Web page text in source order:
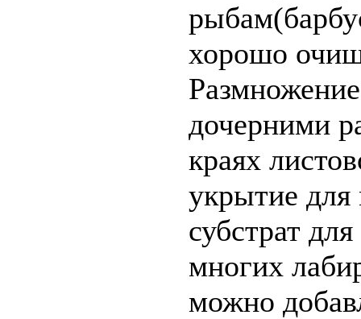
хорошо
дочерними
краях
укрытие для
субстрат
многих
можно